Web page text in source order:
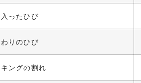
ったひび
りのひび
ングの割れ